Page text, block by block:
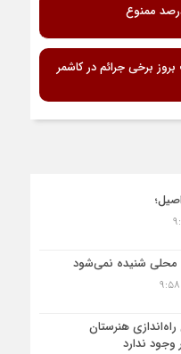
برخی جرائم در کاشمر
محلی شنیده نمی‌شود
راه‌اندازی هنرستان
وجود ندارد